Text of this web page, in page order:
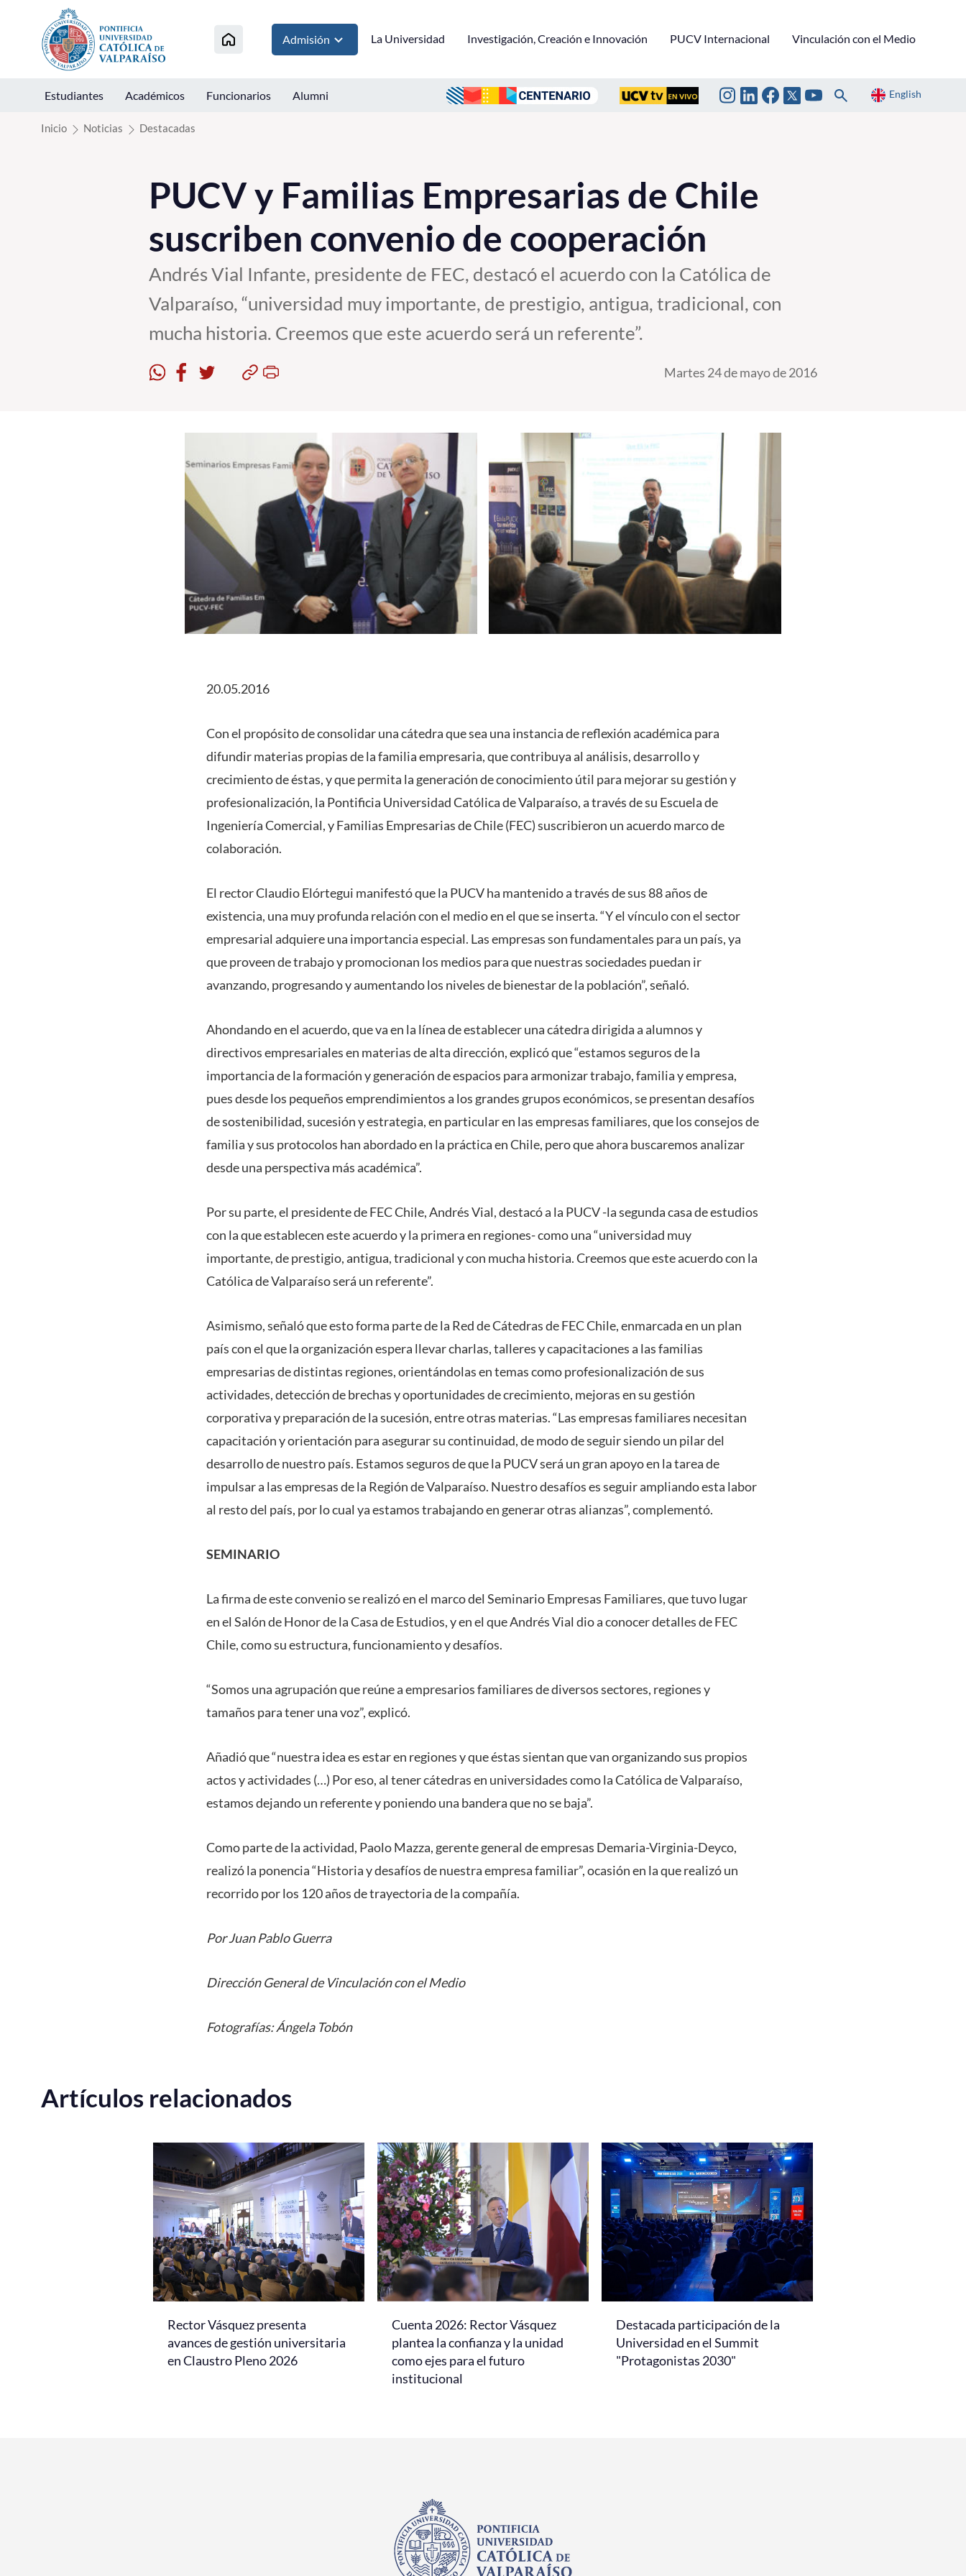
Click acá para ir directamente al contenido
Admisión La Universidad Investigación, Creación e Innovación PUCV Internacional Vinculación con el Medio
Estudiantes Académicos Funcionarios Alumni English
Inicio Noticias Destacadas
PUCV y Familias Empresarias de Chile
suscriben convenio de cooperación
Andrés Vial Infante, presidente de FEC, destacó el acuerdo con la Católica de
Valparaíso, “universidad muy importante, de prestigio, antigua, tradicional, con
mucha historia. Creemos que este acuerdo será un referente”.
Martes 24 de mayo de 2016
20.05.2016
Con el propósito de consolidar una cátedra que sea una instancia de reflexión académica para
difundir materias propias de la familia empresaria, que contribuya al análisis, desarrollo y
crecimiento de éstas, y que permita la generación de conocimiento útil para mejorar su gestión y
profesionalización, la Pontificia Universidad Católica de Valparaíso, a través de su Escuela de
Ingeniería Comercial, y Familias Empresarias de Chile (FEC) suscribieron un acuerdo marco de
colaboración.
El rector Claudio Elórtegui manifestó que la PUCV ha mantenido a través de sus 88 años de
existencia, una muy profunda relación con el medio en el que se inserta. “Y el vínculo con el sector
empresarial adquiere una importancia especial. Las empresas son fundamentales para un país, ya
que proveen de trabajo y promocionan los medios para que nuestras sociedades puedan ir
avanzando, progresando y aumentando los niveles de bienestar de la población”, señaló.
Ahondando en el acuerdo, que va en la línea de establecer una cátedra dirigida a alumnos y
directivos empresariales en materias de alta dirección, explicó que “estamos seguros de la
importancia de la formación y generación de espacios para armonizar trabajo, familia y empresa,
pues desde los pequeños emprendimientos a los grandes grupos económicos, se presentan desafíos
de sostenibilidad, sucesión y estrategia, en particular en las empresas familiares, que los consejos de
familia y sus protocolos han abordado en la práctica en Chile, pero que ahora buscaremos analizar
desde una perspectiva más académica”.
Por su parte, el presidente de FEC Chile, Andrés Vial, destacó a la PUCV -la segunda casa de estudios
con la que establecen este acuerdo y la primera en regiones- como una “universidad muy
importante, de prestigio, antigua, tradicional y con mucha historia. Creemos que este acuerdo con la
Católica de Valparaíso será un referente”.
Asimismo, señaló que esto forma parte de la Red de Cátedras de FEC Chile, enmarcada en un plan
país con el que la organización espera llevar charlas, talleres y capacitaciones a las familias
empresarias de distintas regiones, orientándolas en temas como profesionalización de sus
actividades, detección de brechas y oportunidades de crecimiento, mejoras en su gestión
corporativa y preparación de la sucesión, entre otras materias. “Las empresas familiares necesitan
capacitación y orientación para asegurar su continuidad, de modo de seguir siendo un pilar del
desarrollo de nuestro país. Estamos seguros de que la PUCV será un gran apoyo en la tarea de
impulsar a las empresas de la Región de Valparaíso. Nuestro desafíos es seguir ampliando esta labor
al resto del país, por lo cual ya estamos trabajando en generar otras alianzas”, complementó.
SEMINARIO
La firma de este convenio se realizó en el marco del Seminario Empresas Familiares, que tuvo lugar
en el Salón de Honor de la Casa de Estudios, y en el que Andrés Vial dio a conocer detalles de FEC
Chile, como su estructura, funcionamiento y desafíos.
“Somos una agrupación que reúne a empresarios familiares de diversos sectores, regiones y
tamaños para tener una voz”, explicó.
Añadió que “nuestra idea es estar en regiones y que éstas sientan que van organizando sus propios
actos y actividades (…) Por eso, al tener cátedras en universidades como la Católica de Valparaíso,
estamos dejando un referente y poniendo una bandera que no se baja”.
Como parte de la actividad, Paolo Mazza, gerente general de empresas Demaria-Virginia-Deyco,
realizó la ponencia “Historia y desafíos de nuestra empresa familiar”, ocasión en la que realizó un
recorrido por los 120 años de trayectoria de la compañía.
Por Juan Pablo Guerra
Dirección General de Vinculación con el Medio
Fotografías: Ángela Tobón
Artículos relacionados
Rector Vásquez presenta
avances de gestión universitaria
en Claustro Pleno 2026
Cuenta 2026: Rector Vásquez
plantea la confianza y la unidad
como ejes para el futuro
institucional
Destacada participación de la
Universidad en el Summit
"Protagonistas 2030"